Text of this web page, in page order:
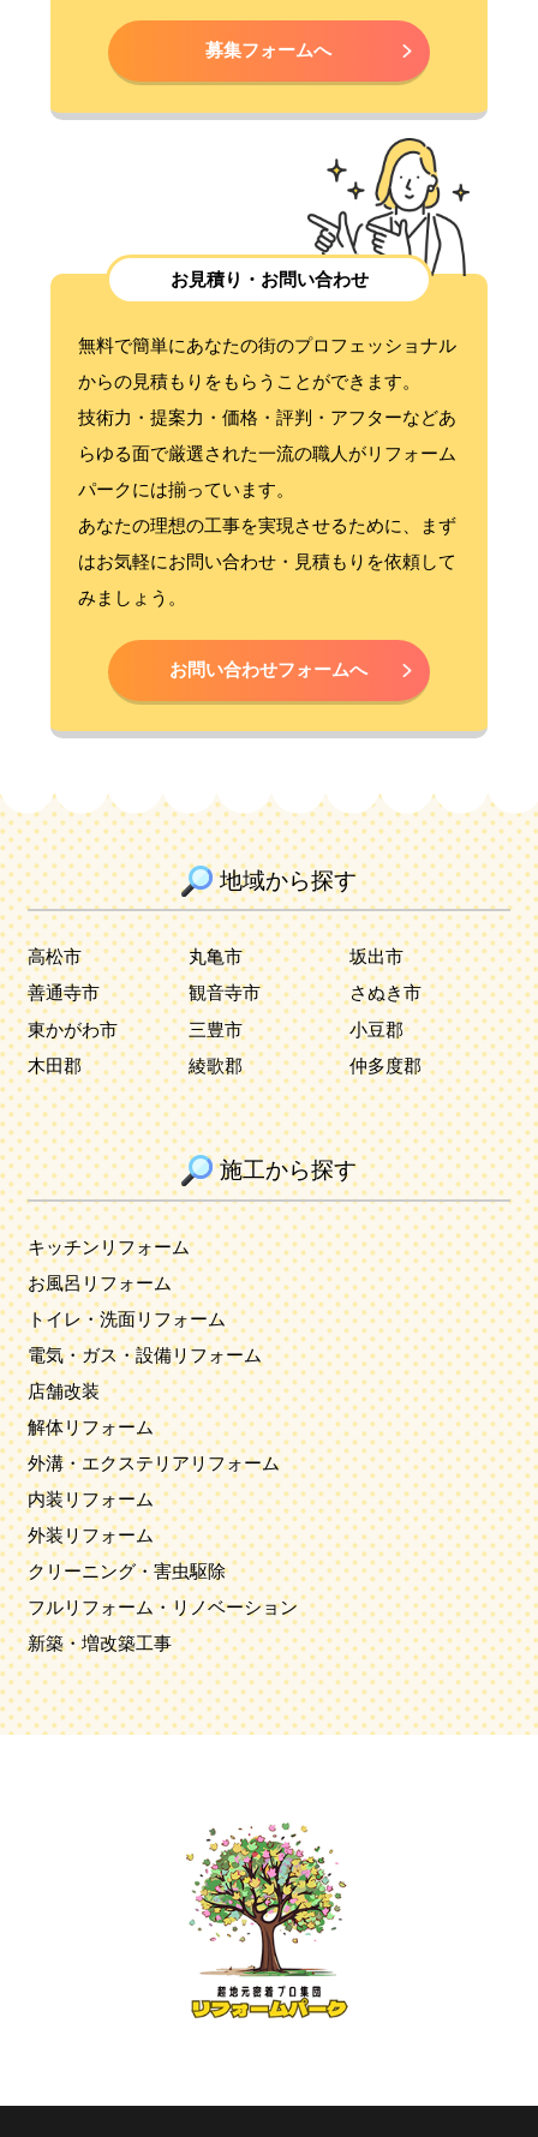
募集フォームへ
お見積り・お問い合わせ
無料で簡単にあなたの街のプロフェッショナル
からの見積もりをもらうことができます。
技術力・提案力・価格・評判・アフターなどあ
らゆる面で厳選された一流の職人がリフォーム
パークには揃っています。
あなたの理想の工事を実現させるために、まず
はお気軽にお問い合わせ・見積もりを依頼して
みましょう。
お問い合わせフォームへ
地域から探す
高松市 丸亀市
坂出市
善通寺市
観音寺市
さぬき市
東かがわ市
三豊市
小豆郡
木田郡
綾歌郡 仲多度郡
施工から探す
キッチンリフォーム
お風呂リフォーム
トイレ・洗面リフォーム
電気・ガス・設備リフォーム
店舗改装
解体リフォーム
外溝・エクステリアリフォーム
内装リフォーム
外装リフォーム
クリーニング・害虫駆除
フルリフォーム・リノベーション
新築・増改築工事